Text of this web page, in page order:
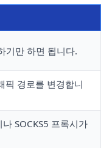
기만 하면 됩니다.
경로를 변경합니
SOCKS5 프록시가